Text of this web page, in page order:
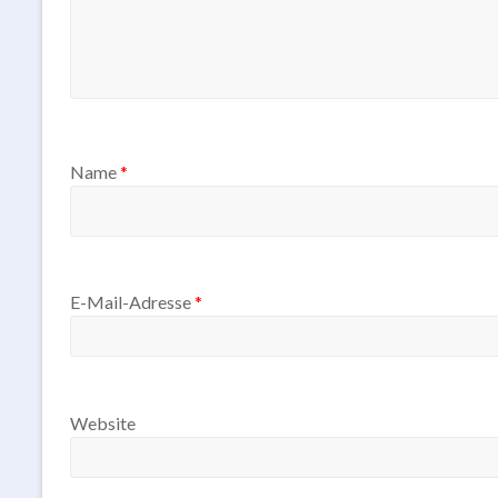
Name*
E-Mail-Adresse*
Website